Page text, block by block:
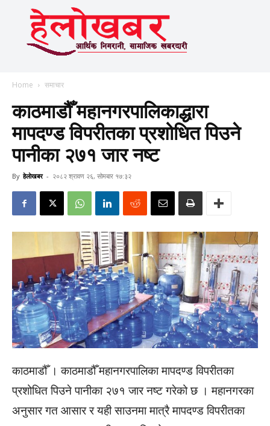
Home समाचार
काठमाडौँ महानगरपालिकाद्धारा
मापदण्ड विपरीतका प्रशोधित पिउने
पानीका २७१ जार नष्ट
By हेलाेखबर - २०८२ श्रावण २६, सोमबार १७:३२
काठमाडौँ । काठमाडौँ महानगरपालिका मापदण्ड विपरीतका
प्रशोधित पिउने पानीका २७१ जार नष्ट गरेको छ । महानगरका
अनुसार गत आसार र यही साउनमा मात्रै मापदण्ड विपरीतका